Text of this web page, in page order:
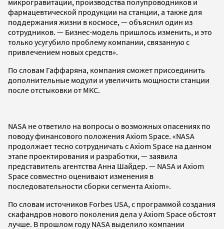
микрогравитации, производства полупроводников и
фармацевтической продукции на станции, а также для
поддержания жизни в космосе, — объяснил один из
сотрудников. — Бизнес-модель пришлось изменить, и это
только усугубило проблему компании, связанную с
привлечением новых средств».
По словам Гаффаряна, компания сможет присоединить
дополнительные модули и увеличить мощности станции
после отстыковки от МКС.
NASA не ответило на вопросы о возможных опасениях по
поводу финансового положения Axiom Space. «NASA
продолжает тесно сотрудничать с Axiom Space на данном
этапе проектирования и разработки, — заявила
представитель агентства Анна Шайдер. — NASA и Axiom
Space совместно оценивают изменения в
последовательности сборки сегмента Axiom».
По словам источников Forbes USA, с программой создания
скафандров нового поколения дела у Axiom Space обстоят
лучше. В прошлом году NASA выделило компании